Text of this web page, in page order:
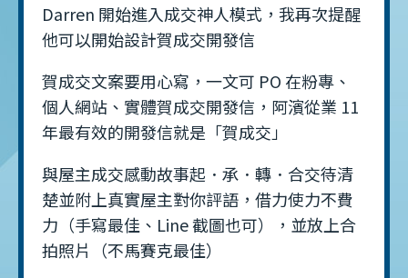
Darren 開始進入成交神人模式，我再次提醒
他可以開始設計賀成交開發信
賀成交文案要用心寫，一文可 PO 在粉專、
個人網站、實體賀成交開發信，阿濱從業 11
年最有效的開發信就是「賀成交」
與屋主成交感動故事起．承．轉．合交待清
楚並附上真實屋主對你評語，借力使力不費
力（手寫最佳、Line 截圖也可），並放上合
拍照片（不馬賽克最佳）